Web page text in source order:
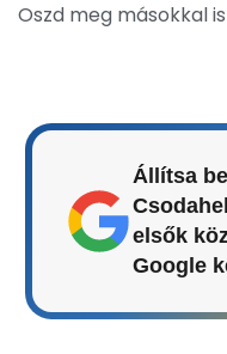
Oszd meg másokkal
Állítsa
elsők
Google